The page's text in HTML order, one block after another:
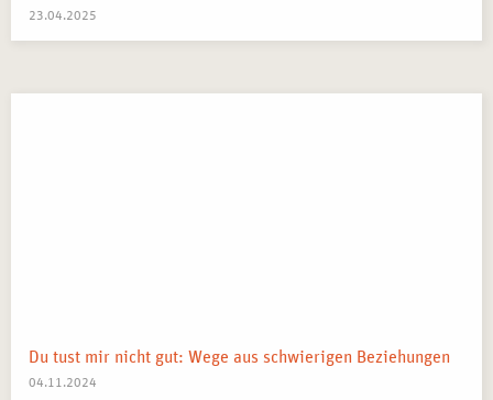
23.04.2025
Du tust mir nicht gut: Wege aus schwierigen Beziehungen
04.11.2024